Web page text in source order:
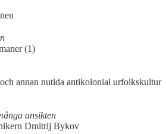
(1)
annan nutida antikolonial urfolkskultur
ansikten
Dmitrij Bykov